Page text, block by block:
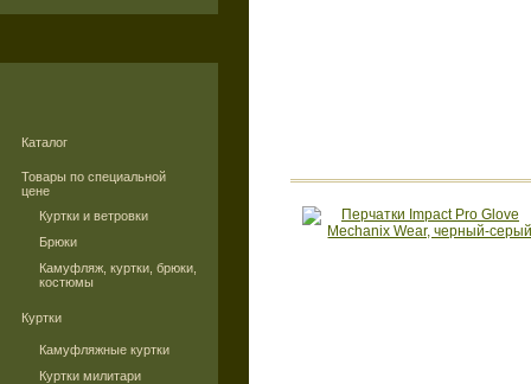
Каталог
Товары по специальной
цене
Куртки и ветровки
Брюки
Камуфляж, куртки, брюки,
костюмы
Куртки
Камуфляжные куртки
Куртки милитари